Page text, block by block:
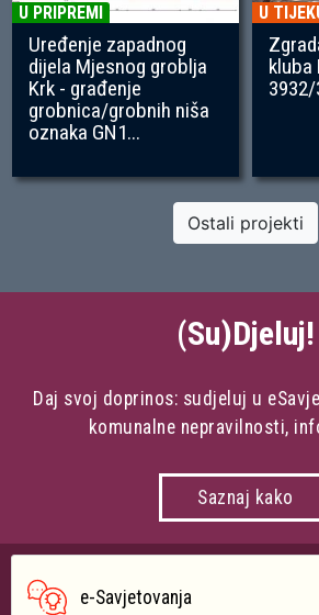
U PRIPREMI
Uređenje zapadnog
dijela Mjesnog groblja
Krk - građenje
grobnica/grobnih niša
oznaka GN1...
U
kluba
Ostali projekti
(Su)Djeluj!
Daj svoj doprinos: sudjeluj u
komunalne nepravilnosti,
Saznaj kako
e-Savjetovanja